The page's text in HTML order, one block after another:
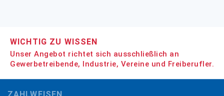
WICHTIG ZU WISSEN
Unser Angebot richtet sich ausschließlich an
Gewerbetreibende, Industrie, Vereine und Freiberufler.